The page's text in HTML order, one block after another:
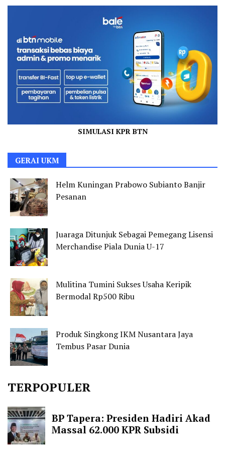
SIMULASI KPR BTN
GERAI UKM
Helm Kuningan Prabowo Subianto Banjir
Pesanan
Juaraga Ditunjuk Sebagai Pemegang Lisensi
Merchandise Piala Dunia U-17
Mulitina Tumini Sukses Usaha Keripik
Bermodal Rp500 Ribu
Produk Singkong IKM Nusantara Jaya
Tembus Pasar Dunia
TERPOPULER